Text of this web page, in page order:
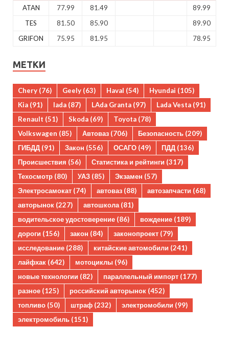
ATAN 77.99 81.49
89.99
TES
81.50 85.90
89.90
GRIFON
75.95 81.95 78.95
МЕТКИ
Chery (76) Geely (63) Haval (54) Hyundai (105)
Kia (91) lada (87) LAda Granta (97) Lada Vesta (91)
Renault (51) Skoda (69) Toyota (78)
Volkswagen (85) Автоваз (706) Безопасность (209)
ГИБДД (91) Закон (556) ОСАГО (49) ПДД (136)
Происшествия (56) Статистика и рейтинги (317)
Техосмотр (80) УАЗ (85) Экзамен (57)
Электросамокат (74) автоваз (88) автозапчасти (68)
авторынок (227) автошкола(81)
водительское удостоверение (86) вождение (189)
дороги (156) закон (84) законопроект (79)
исследование (288) китайские автомобили (241)
лайфхак (642) мотоциклы (96)
новые технологии (82) параллельный импорт (177)
разное (125) российский авторынок (452)
топливо (50) штраф (232) электромобили (99)
электромобиль (151)